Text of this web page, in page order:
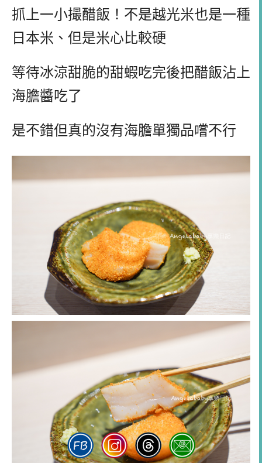
抓上一小撮醋飯！不是越光米也是一種
日本米、但是米心比較硬
等待冰涼甜脆的甜蝦吃完後把醋飯沾上
海膽醬吃了
是不錯但真的沒有海膽單獨品嚐不行